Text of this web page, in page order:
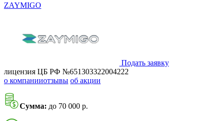
ZAYMIGO
Подать заявку
лицензия ЦБ РФ №651303322004222
о компанииотзывы об акции
Сумма: до 70 000 р.